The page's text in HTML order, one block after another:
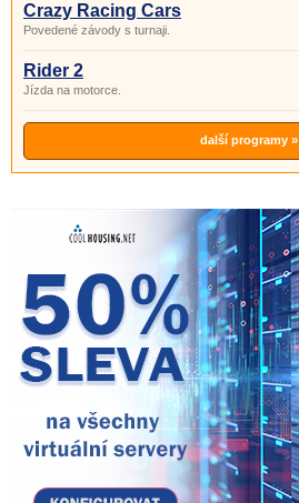
Crazy Racing Cars
Povedené závody s turnaji.
Rider 2
Jízda na motorce.
další programy »